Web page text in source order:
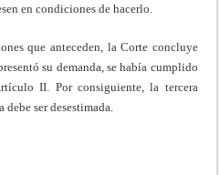
en condiciones de hacerlo.
que anteceden, la Corte concluye
su demanda, se había cumplido
II. Por consiguiente, la tercera
ser desestimada.